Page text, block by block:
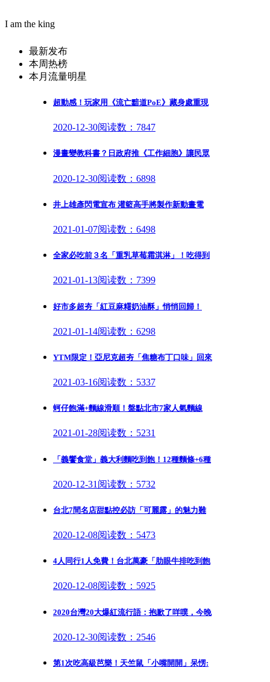
I am the king
最新发布
本周热榜
本月流量明星
超動感！玩家用《流亡黯道PoE》藏身處重現
2020-12-30阅读数：7847
漫畫變教科書？日政府推《工作細胞》讓民眾
2020-12-30阅读数：6898
井上雄彥閃電宣布 灌籃高手將製作新動畫電
2021-01-07阅读数：6498
全家必吃前３名「重乳草莓霜淇淋」！吃得到
2021-01-13阅读数：7399
好市多超夯「紅豆麻糬奶油酥」悄悄回歸！
2021-01-14阅读数：6298
YTM限定！亞尼克超夯「焦糖布丁口味」回來
2021-03-16阅读数：5337
蚵仔飽滿+麵線滑順！盤點北市7家人氣麵線
2021-01-28阅读数：5231
「義饗食堂」義大利麵吃到飽！12種麵條+6種
2020-12-31 阅读数：5732
台北7間名店甜點控必訪「可麗露」的魅力難
2020-12-08阅读数：5473
4人同行1人免費！台北萬豪「肋眼牛排吃到飽
2020-12-08阅读数：5925
2020台灣20大爆紅流行語：抱歉了咩噗，今晚
2020-12-30阅读数：2546
第1次吃高級芭樂！天竺鼠「小嘴開開」呆愣: